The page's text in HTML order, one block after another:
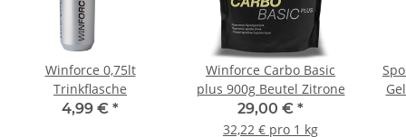
Winforce 0,75lt
Trinkflasche
4,99 € *
Winforce Carbo Basic
plus 900g Beutel Zitrone
29,00 € *
32,22 € pro 1 kg